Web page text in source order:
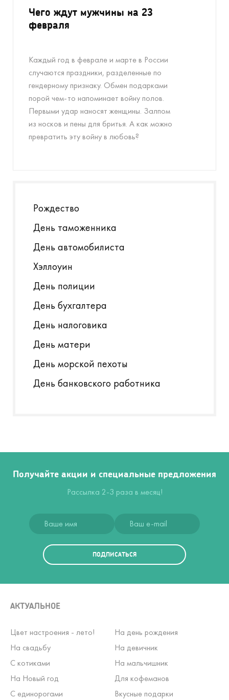
Чего ждут мужчины на 23
февраля
Каждый год в феврале и марте в России
случаются праздники, разделенные по
гендерному признаку. Обмен подарками
порой чем-то напоминает войну полов.
Первыми удар наносят женщины. Залпом
из носков и пены для бритья. А как можно
превратить эту войну в любовь?
Рождество
День таможенника
День автомобилиста
Хэллоуин
День полиции
День бухгалтера
День налоговика
День матери
День морской пехоты
День банковского работника
Получайте акции и специальные предложения
Рассылка 2-3 раза в месяц!
ПОДПИСАТЬСЯ
АКТУАЛЬНОЕ
Цвет настроения - лето!
На день рождения
На свадьбу
На девичник
С котиками
На мальчишник
На Новый год
Для кофеманов
С единорогами
Вкусные подарки